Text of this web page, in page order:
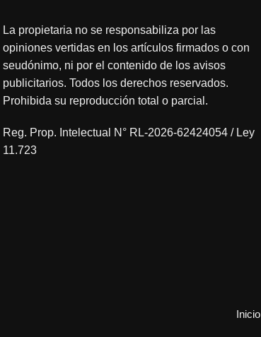
La propietaria no se responsabiliza por las
opiniones vertidas en los artículos firmados o con
seudónimo, ni por el contenido de los avisos
publicitarios. Todos los derechos reservados.
Prohibida su reproducción total o parcial.
Reg. Prop. Intelectual N° RL-2026-62424054 / Ley
11.723
Inicio